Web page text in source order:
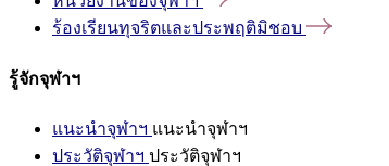
ร้องเรียนทุจริตและประพฤติมิชอบ
รู้จักจุฬาฯ
แนะนำจุฬาฯ แนะนำจุฬาฯ
ประวัติจุฬาฯ ประวัติจุฬาฯ